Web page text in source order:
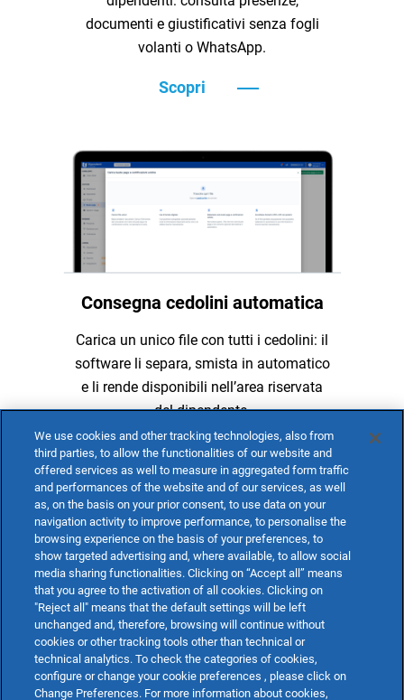
documenti e giustificativi senza fogli
volanti o WhatsApp.
Scopri
Consegna cedolini automatica
Carica un unico file con tutti i cedolini: il
software li separa, smista in automatico
e li rende disponibili nell’area riservata
del dipendente.
Scopri
Gestione dello Studio
We use cookies and other tracking technologies, also from
third parties, to allow the functionalities of our website and
offered services as well to measure in aggregated form traffic
and performances of the website and of our services, as well
as, on the basis on your prior consent, to use data on your
navigation activity to improve performance, to personalise the
browsing experience on the basis of your preferences, to
show targeted advertising and, where available, to allow social
media sharing functionalities. Clicking on “Accept all” means
that you agree to the activation of all cookies. Clicking on
"Reject all" means that the default settings will be left
unchanged and, therefore, browsing will continue without
cookies or other tracking tools other than technical or
technical analytics. To check the categories of cookies,
configure or change your cookie preferences , please click on
Change Preferences. For more information about cookies,